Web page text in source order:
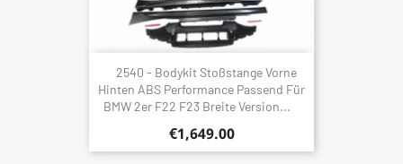
2540 - Bodykit Stoßstange Vorne
Hinten ABS Performance Passend Für
BMW 2er F22 F23 Breite Version...
€1,649.00